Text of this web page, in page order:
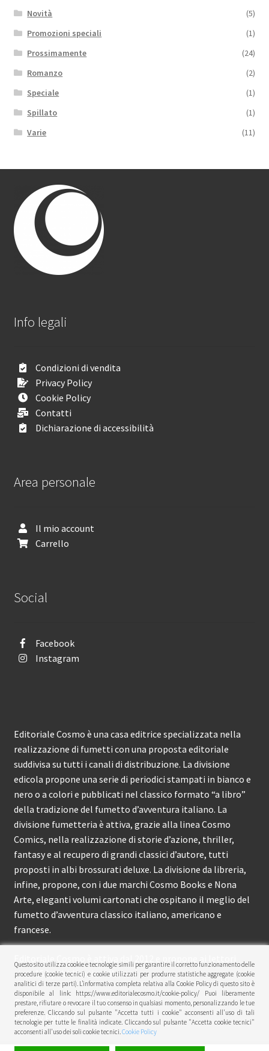
Novità
(5)
Promozioni speciali
(1)
Prossimamente
(24)
Romanzo
(2)
Speciale
(1)
Spillato
(1)
Varie
(11)
Info legali
Condizioni di vendita
Privacy Policy
Cookie Policy
Contatti
Dichiarazione di accessibilità
Area personale
Il mio account
Carrello
Social
Facebook
Instagram
Editoriale Cosmo è una casa editrice specializzata nella
realizzazione di fumetti con una proposta editoriale
suddivisa su tutti i canali di distribuzione. La divisione
edicola propone una serie di periodici stampati in bianco e
nero o a colori e pubblicati nel classico formato “a libro”
della tradizione del fumetto d’avventura italiano. La
divisione fumetteria è attiva, grazie alla linea Cosmo
Comics, nella realizzazione di storie d’azione, thriller,
fantasy e al recupero di grandi classici d’autore, tutti
proposti in albi brossurati deluxe. La divisione da libreria,
infine, propone, con i due marchi Cosmo Books e Nona
Arte, eleganti volumi cartonati che ospitano il meglio del
fumetto d’avventura classico italiano, americano e
francese.
circa 150 pubblicazioni l’anno.
© Editoriale Cosmo 2026
Privacy Policy
Questo sito utilizza cookie e tecnologie simili per garantire il corretto funzionamento delle
procedure (cookie tecnici) e cookie utilizzati per produrre statistiche aggregate (cookie
analitici di terze parti). L’informativa completa relativa alla Cookie Policy di questo sito è
disponibile al link: https://www.editorialecosmo.it/cookie-policy/ Puoi liberamente
prestare, rifiutare o revocare il tuo consenso in qualsiasi momento, personalizzando le tue
preferenze. Cliccando sul pulsante "Accetta tutti i cookie" acconsenti all'uso di tali
tecnologie per tutte le finalità indicate. Cliccando sul pulsante "Accetta cookie tecnici"
acconsenti all'uso dei soli cookie tecnici.Cookie Policy